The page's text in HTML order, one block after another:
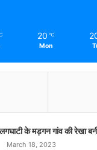
20 ℃
Mon
लगघाटी के मड़गन गांव की रेखा
March 18, 2023